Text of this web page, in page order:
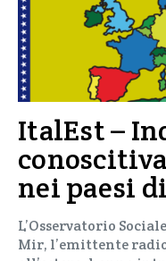
ItalEst –
nei paesi
L’Osservatorio
Mir, l’emittente